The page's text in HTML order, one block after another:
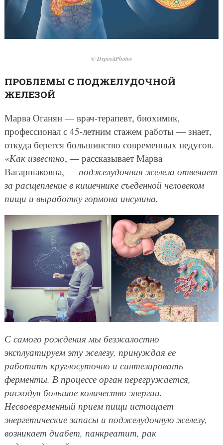
© DepositPhotos
ПРОБЛЕМЫ С ПОДЖЕЛУДОЧНОЙ
ЖЕЛЕЗОЙ
Марва Оганян — врач-терапевт, биохимик,
профессионал с 45-летним стажем работы — знает,
откуда берется большинство современных недугов.
«Как известно, — рассказывает Марва
Вагаршаковна, — поджелудочная железа отвечает
за расщепление в кишечнике съеденной человеком
пищи и выработку гормона инсулина.
С самого рождения мы безжалостно
эксплуатируем эту железу, принуждая ее
работать круглосуточно и синтезировать
ферменты. В процессе орган перегружается,
расходуя большое количество энергии.
Несвоевременный прием пищи истощает
энергетические запасы и поджелудочную железу,
возникает диабет, панкреатит, рак